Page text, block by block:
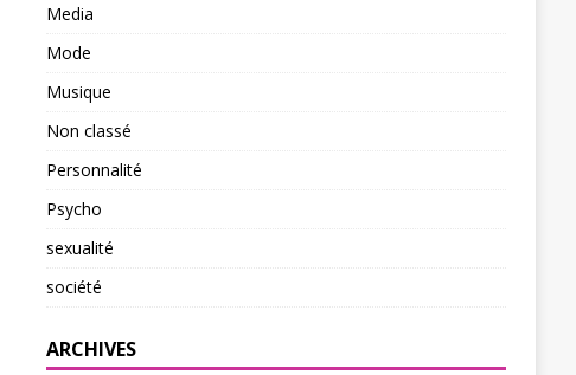
Media
Mode
Musique
Non classé
Personnalité
Psycho
sexualité
société
ARCHIVES